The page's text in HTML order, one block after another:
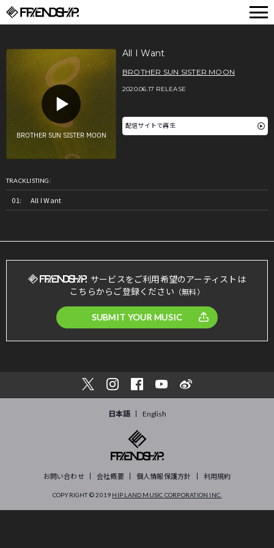
All I Want
BROTHER SUN SISTER MOON
2020.06.17 RELEASE
配信サイトで再生
TRACKLISTING:
All I Want
サービスをご利用希望のアーティストは
こちらからご登録ください （無料）
SUBMIT YOUR MUSIC
日本語 English
お問い合わせ 会社概要 個人情報保護方針 利用規約
COPYRIGHT © 2019 HIP LAND MUSIC CORPORATION INC.